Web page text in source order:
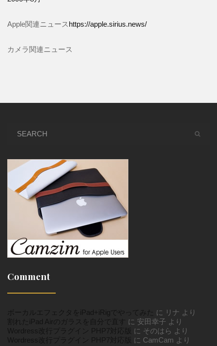
Apple関連ニュースhttps://apple.sirius.news/
カメラ関連ニュース
Comment
ボーカルエフェクタをiPad+iRigでやってみた に リナ より
割れたiPad Airのガラスを自分で直す
に 安田幸子 より
Wordress改行プラグイン PHP7対応版 に そのはら より
Wordress改行プラグイン PHP7対応版 に CamCam より